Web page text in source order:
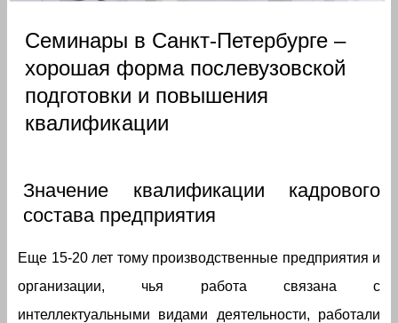
Семинары в Санкт-Петербурге –
хорошая форма послевузовской
подготовки и повышения
квалификации
Значение квалификации кадрового
состава предприятия
Еще 15-20 лет тому производственные предприятия и
организации, чья работа связана с
интеллектуальными видами деятельности, работали